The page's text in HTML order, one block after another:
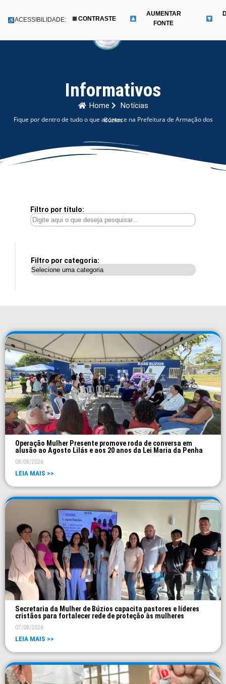
para
Menu
ACESSIBILIDADE: CONTRASTE
AUMENTAR
FONTE
Informativos
Home Notícias
Fique por dentro de tudo o que acontece na Prefeitura de Armação dos Búzios
Filtro por título:
Filtro por categoria:
Operação Mulher Presente promove roda de conversa em
alusão ao Agosto Lilás e aos 20 anos da Lei Maria da Penha
08/08/2026
LEIA MAIS >>
Secretaria da Mulher de Búzios capacita pastores e líderes
cristãos para fortalecer rede de proteção às mulheres
07/08/2026
LEIA MAIS >>